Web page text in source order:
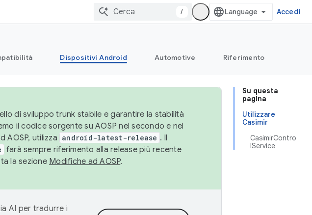
/ Accedi
Dispositivi Android Automotive Riferimento
Su questa
pagina
Utilizzare
Casimir
CasimirContro
lService
di sviluppo trunk stabile e garantire la stabilità
il codice sorgente su AOSP nel secondo e nel
AOSP, utilizza android-latest-release . Il
farà sempre riferimento alla release più recente
la sezione Modifiche ad AOSP.
AI per tradurre i